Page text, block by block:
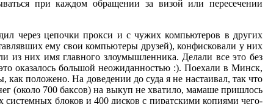
при каждом обращении за визой или пересечении
через цепочки прокси и с чужих компьютеров в других
ему свои компьютеры друзей), конфисковали у них
из них имя главного злоумышленника. Делали все это без
оказалось большой неожиданностью :). Поехали в Минск,
положено. На доведении до суда я не настаивал, так что
(около 700 баксов) на выкуп не хватило, мамаше пришлось
системных блоков и 400 дисков с пиратскими копиями чего-